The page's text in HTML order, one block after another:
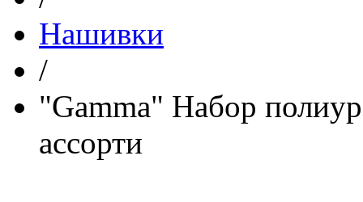
Нашивки
/
"Gamma" Набор
ассорти